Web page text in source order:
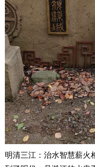
明清三江：治水智慧薪火